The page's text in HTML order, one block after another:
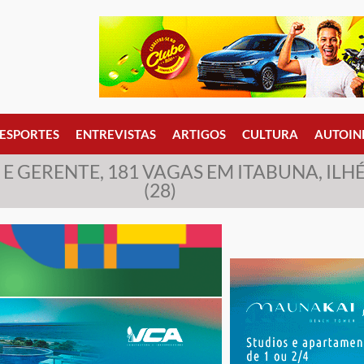
ESPORTES ENTREVISTAS ARTIGOS CULTURA
GERENTE, 181 VAGAS EM ITABUNA,
(28)